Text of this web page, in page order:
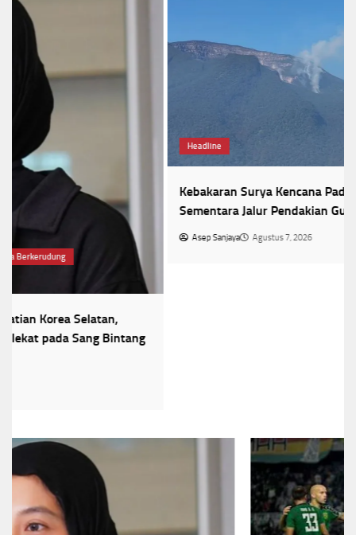
Headline
Kebakaran Surya Kencana Padam, Kemenhut Tutup
Sementara Jalur Pendakian Gunung Gede
Asep Sanjaya Agustus 7, 2026